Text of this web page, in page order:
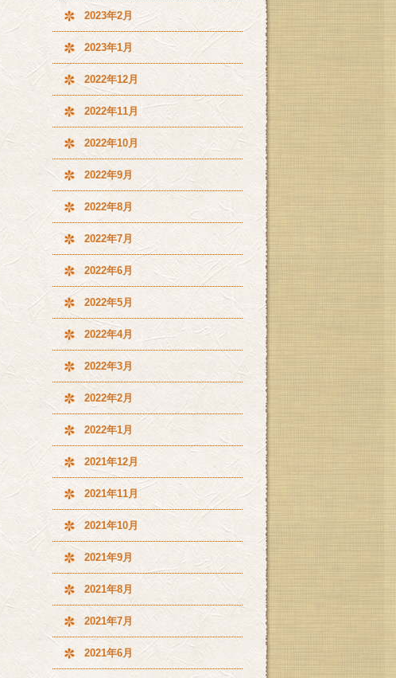
2023年2月
2023年1月
2022年12月
2022年11月
2022年10月
2022年9月
2022年8月
2022年7月
2022年6月
2022年5月
2022年4月
2022年3月
2022年2月
2022年1月
2021年12月
2021年11月
2021年10月
2021年9月
2021年8月
2021年7月
2021年6月